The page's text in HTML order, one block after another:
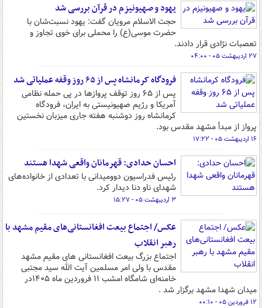
یهود و صهیونیزم در قرآن بررسی شد
حجت الاسلام مرویان گفت: یهود نسبت‌شان با
حضرت موسی(ع) را محملی برای خوی تجاوز و
تعصبات نژادی قرار دادند.
۲۷ اردیبهشت ۰۵ - ۰۴:۰۰
فرودگاه کرمانشاه پس از ۶۵ روز وقفه عملیاتی شد
پس از ۶۵ روز توقف پروازها در پی حمله نظامی
آمریکا و رژیم صهیونیستی به ایران، فرودگاه
کرمانشاه روز دوشنبه هفته جاری میزبان نخستین
پرواز از مبدأ مشهد مقدس بود.
۱۶ اردیبهشت ۰۵ - ۱۷:۲۲
احسان حدادی: قهرمانان واقعی شهدا هستند
رئیس فدراسیون دوومیدانی با تعدادی از خانواده‌های
شهدای ناو دنا دیدار کرد.
۳ اردیبهشت ۰۵ - ۱۵:۲۷
عکس/ اجتماع بیعت افغانستانی‌های مقیم مشهد با
رهبر انقلاب
اجتماع بزرگ بیعت افغانستانی های مقیم مشهد
مقدس با ولی امر مسلمین آیت الله سید مجتبی
خامنه‌ای شامگاه امشب ۱۱ فروردین ماه ۱۴۰۵در
میدان شهدا مشهد برگزار شد .
۱۲ فروردین ۰۵ - ۰۰:۱۰